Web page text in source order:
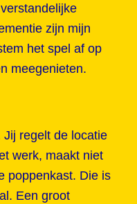
zijn mijn
het spel af op
meegenieten.
regelt de locatie
werk, maakt niet
poppenkast. Die is
Een groot